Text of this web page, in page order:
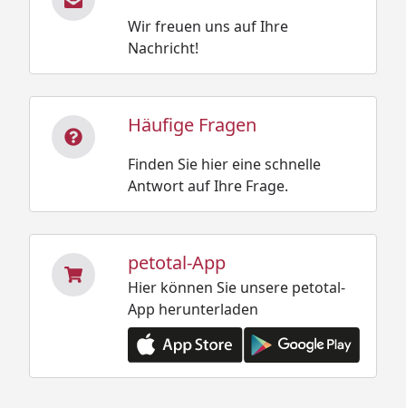
Wir freuen uns auf Ihre
Nachricht!
Häufige Fragen
Finden Sie hier eine schnelle
Antwort auf Ihre Frage.
petotal-App
Hier können Sie unsere petotal-
App herunterladen